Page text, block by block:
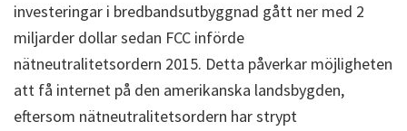
investeringar i bredbandsutbyggnad gått ner med 2
miljarder dollar sedan FCC införde
nätneutralitetsordern 2015. Detta påverkar möjligheten
att få internet på den amerikanska landsbygden,
eftersom nätneutralitetsordern har strypt